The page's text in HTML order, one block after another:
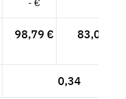
98,79 € 83,02 €
0,34